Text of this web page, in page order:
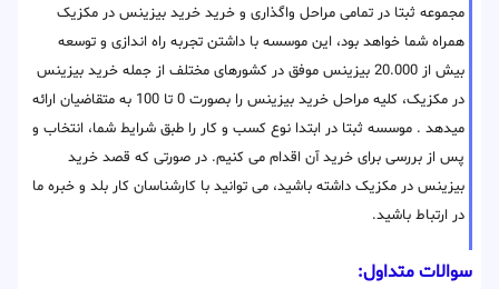
مجموعه ثبتا در تمامی مراحل واگذاری و خرید خرید بیزینس در مکزیک
همراه شما خواهد بود، این موسسه با داشتن تجربه راه اندازی و توسعه
بیش از 20.000 بیزینس موفق در کشورهای مختلف از جمله خرید بیزینس
در مکزیک، کلیه مراحل خرید بیزینس را بصورت 0 تا 100 به متقاضیان ارائه
میدهد . موسسه ثبتا در ابتدا نوع کسب و کار را طبق شرایط شما، انتخاب و
پس از بررسی برای خرید آن اقدام می کنیم. در صورتی که قصد خرید
بیزینس در مکزیک داشته باشید، می توانید با کارشناسان کار بلد و خبره ما
در ارتباط باشید.
سوالات متداول: